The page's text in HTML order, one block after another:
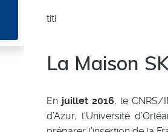
titi
La Maison
En juillet 2016, le CNRS/
d’Azur, l'Université